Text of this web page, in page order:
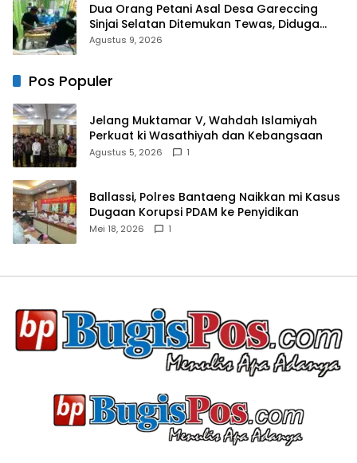
Dua Orang Petani Asal Desa Gareccing
Sinjai Selatan Ditemukan Tewas, Diduga
“Kennaki Strom Kasian”
Agustus 9, 2026
Pos Populer
Jelang Muktamar V, Wahdah Islamiyah
Perkuat ki Wasathiyah dan Kebangsaan
Agustus 5, 2026 1
Ballassi, Polres Bantaeng Naikkan mi Kasus
Dugaan Korupsi PDAM ke Penyidikan
Mei 18, 2026 1